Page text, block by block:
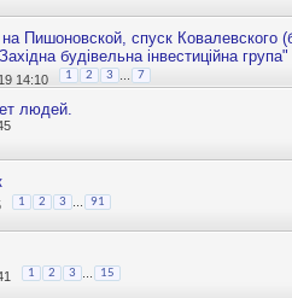
Пишоновской, спуск Ковалевского
будівельна інвестиційна група"
14:10 1 2 3 7
людей.
1 2 3 91
1 2 3 15